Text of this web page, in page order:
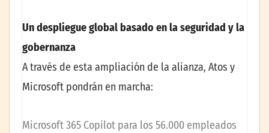
Un despliegue global basado en la seguridad y la
gobernanza
A través de esta ampliación de la alianza, Atos y
Microsoft pondrán en marcha:
Microsoft 365 Copilot para los 56.000 empleados